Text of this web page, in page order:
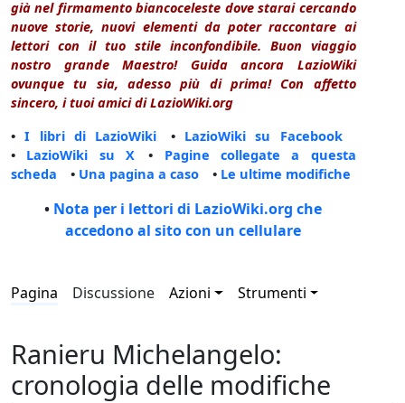
già nel firmamento biancoceleste dove starai cercando
nuove storie, nuovi elementi da poter raccontare ai
lettori con il tuo stile inconfondibile. Buon viaggio
nostro grande Maestro! Guida ancora LazioWiki
ovunque tu sia, adesso più di prima! Con affetto
sincero, i tuoi amici di LazioWiki.org
•I libri di LazioWiki • LazioWiki su Facebook
• LazioWiki su X • Pagine collegate a questa
scheda • Una pagina a caso • Le ultime modifiche
• Nota per i lettori di LazioWiki.org che
accedono al sito con un cellulare
Pagina Discussione Azioni Strumenti
Ranieru Michelangelo:
cronologia delle modifiche